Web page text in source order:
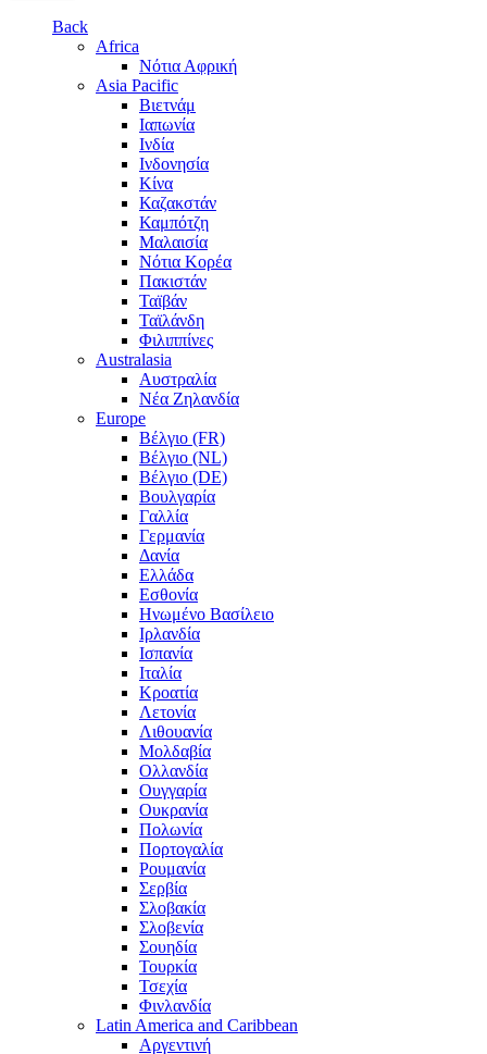
Back
Africa
Νότια Αφρική
Asia Pacific
Βιετνάμ
Ιαπωνία
Ινδία
Ινδονησία
Κίνα
Καζακστάν
Καμπότζη
Μαλαισία
Νότια Κορέα
Πακιστάν
Ταϊβάν
Ταϊλάνδη
Φιλιππίνες
Australasia
Αυστραλία
Νέα Ζηλανδία
Europe
Βέλγιο (FR)
Βέλγιο (NL)
Βέλγιο (DE)
Βουλγαρία
Γαλλία
Γερμανία
Δανία
Ελλάδα
Εσθονία
Ηνωμένο Βασίλειο
Ιρλανδία
Ισπανία
Ιταλία
Κροατία
Λετονία
Λιθουανία
Μολδαβία
Ολλανδία
Ουγγαρία
Ουκρανία
Πολωνία
Πορτογαλία
Ρουμανία
Σερβία
Σλοβακία
Σλοβενία
Σουηδία
Τουρκία
Τσεχία
Φινλανδία
Latin America and Caribbean
Αργεντινή